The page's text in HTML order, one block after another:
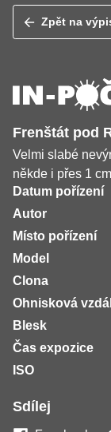
Zpět na
Frenštát pod
Velmi slabé
někde i přes 1 cm
Datum pořízení
Autor
Místo pořízení
Model
Clona
Ohnisková
Blesk
Čas expozice
ISO
Sdílej